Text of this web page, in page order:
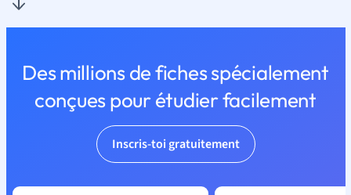
Des millions de fiches spécialement
conçues pour étudier facilement
Inscris-toi gratuitement